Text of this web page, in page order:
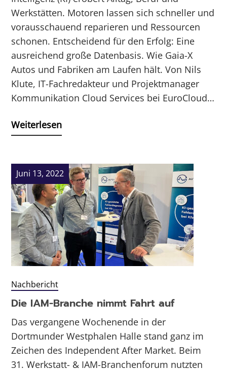
Werkstätten. Motoren lassen sich schneller und
vorausschauend reparieren und Ressourcen
schonen. Entscheidend für den Erfolg: Eine
ausreichend große Datenbasis. Wie Gaia-X
Autos und Fabriken am Laufen hält. Von Nils
Klute, IT-Fachredakteur und Projektmanager
Kommunikation Cloud Services bei EuroCloud…
Weiterlesen
Juni 13, 2022
Nachbericht
Die IAM-Branche nimmt Fahrt auf
Das vergangene Wochenende in der
Dortmunder Westphalen Halle stand ganz im
Zeichen des Independent After Market. Beim
31. Werkstatt- & IAM-Branchenforum nutzten